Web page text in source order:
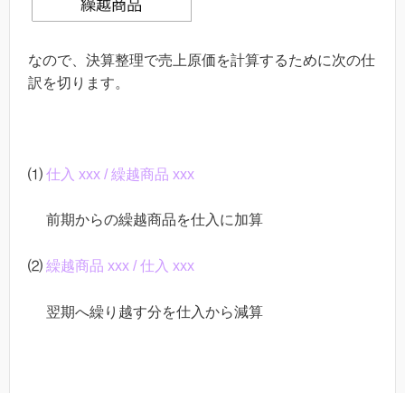
なので、決算整理で売上原価を計算するために次の仕
訳を切ります。
⑴ 仕入 xxx /繰越商品 xxx
前期からの繰越商品を仕入に加算
⑵ 繰越商品 xxx /仕入 xxx
翌期へ繰り越す分を仕入から減算